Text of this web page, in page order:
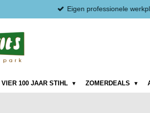
Eigen professionele
VIER 100 JAAR STIHL ZOMERDEALS